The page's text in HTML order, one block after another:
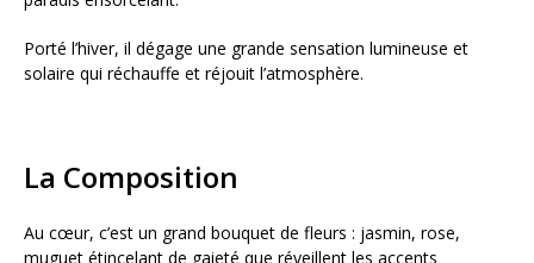
Porté l’hiver, il dégage une grande sensation lumineuse et
solaire qui réchauffe et réjouit l’atmosphère.
La Composition
Au cœur, c’est un grand bouquet de fleurs : jasmin, rose,
muguet étincelant de gaieté que réveillent les accents